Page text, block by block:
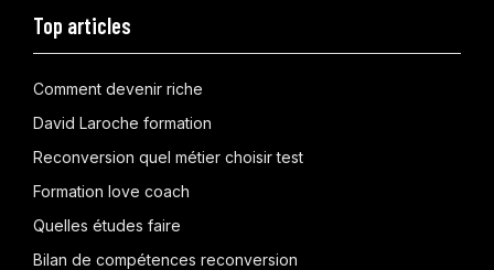
Top articles
Comment devenir riche
David Laroche formation
Reconversion quel métier choisir test
Formation love coach
Quelles études faire
Bilan de compétences reconversion